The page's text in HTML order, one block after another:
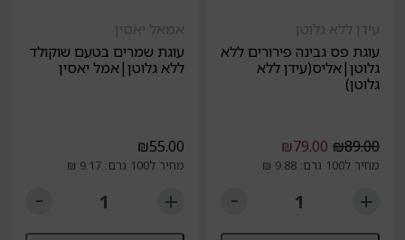
עידן ללא גלוטן
עוגת פס גבינה פירורים ללא
גלוטן|אליס(עידן ללא
גלוטן)
₪89.00
₪79.00
מחיר ל100 גרם: 9.88 ₪
אמאל יאסין
עוגת שמרים בטעם שוקולד
ללא גלוטן|אמל יאסין
₪55.00
מחיר ל100 גרם: 9.17 ₪